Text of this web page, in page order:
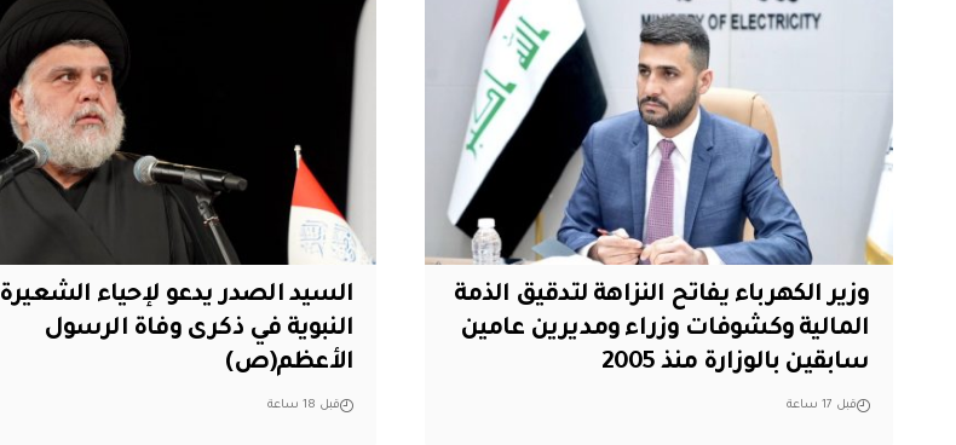
وزير الكهرباء يفاتح النزاهة لتدقيق الذمة
المالية وكشوفات وزراء ومديرين عامين
سابقين بالوزارة منذ 2005
قبل 17 ساعة
السيد الصدر يدعو لإحياء الشعيرة
النبوية في ذكرى وفاة الرسول
الأعظم(ص)
قبل 18 ساعة